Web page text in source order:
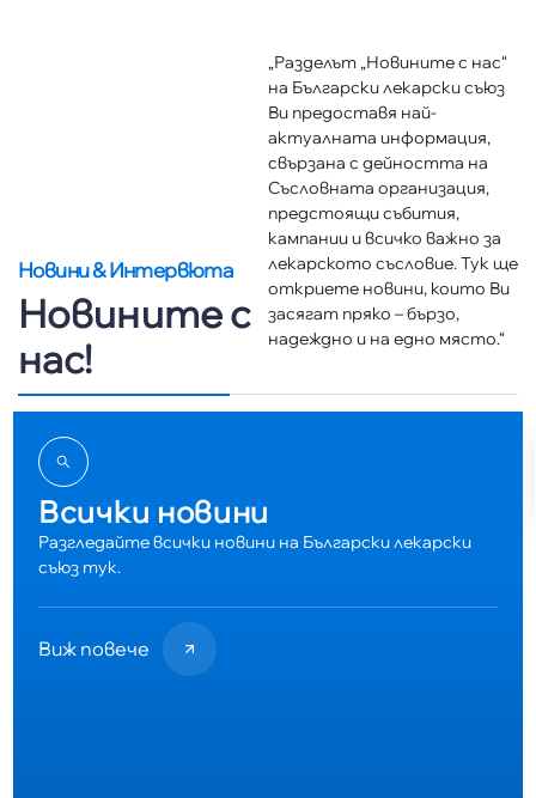
Новините с
нас!
Новини & Интервюта
„Разделът „Новините с нас“
на Български лекарски съюз
Ви предоставя най-
актуалната информация,
свързана с дейността на
Съсловната организация,
предстоящи събития,
кампании и всичко важно за
лекарското съсловие. Тук ще
откриете новини, които Ви
засягат пряко – бързо,
надеждно и на едно място.“
Всички новини
Разгледайте всички новини на Български лекарски
съюз тук.
Виж повече